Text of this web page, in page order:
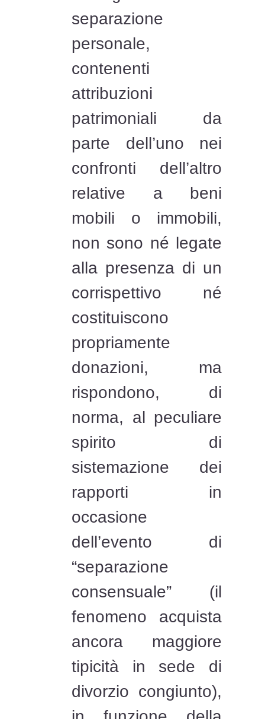
separazione
personale,
contenenti
attribuzioni
patrimoniali da
parte dell’uno nei
confronti dell’altro
relative a beni
mobili o immobili,
non sono né legate
alla presenza di un
corrispettivo né
costituiscono
propriamente
donazioni, ma
rispondono, di
norma, al peculiare
spirito di
sistemazione dei
rapporti in
occasione
dell’evento di
“separazione
consensuale” (il
fenomeno acquista
ancora maggiore
tipicità in sede di
divorzio congiunto),